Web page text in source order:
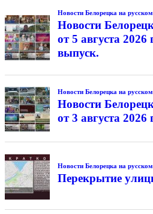
Новости Белорецка на
Новости
от 5 августа
выпуск.
Новости Белорецка на
Новости
от 3 августа
Новости Белорецка на
Перекрытие